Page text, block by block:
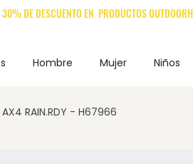
Hombre Mujer Niños
AX4 RAIN.RDY - H67966